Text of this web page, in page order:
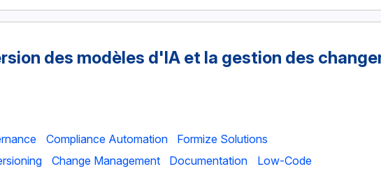
des modèles d'IA et la gestion des
Compliance Automation
Formize Solutions
Change Management Documentation Low-Code